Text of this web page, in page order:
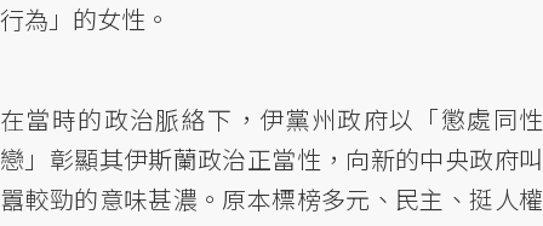
行為」的女性。
在當時的政治脈絡下，伊黨州政府以「懲處同性
戀」彰顯其伊斯蘭政治正當性，向新的中央政府叫
囂較勁的意味甚濃。原本標榜多元、民主、挺人權